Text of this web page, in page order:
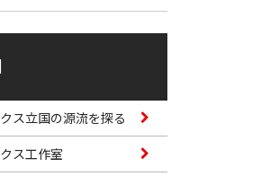
ス立国の源流を探る
ス工作室